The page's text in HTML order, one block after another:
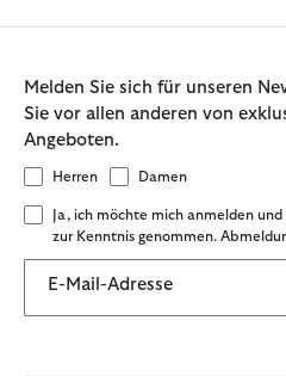
Melden Sie sich für unseren
Sie vor allen anderen von
Angeboten.
Herren Damen
Ja, ich möchte mich anmelden
zur Kenntnis genommen.
E-Mail-Adresse